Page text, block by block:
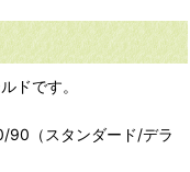
ドです。
90（スタンダード/デラ